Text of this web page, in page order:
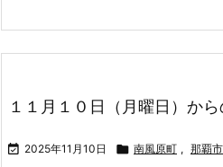
１１月１０日（月曜日）か
 2025年11月10日  南風原町 , 那覇市